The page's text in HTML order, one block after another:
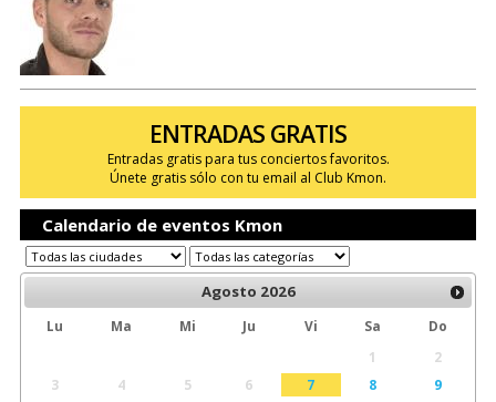
ENTRADAS GRATIS
Entradas gratis para tus conciertos favoritos.
Únete gratis sólo con tu email al Club Kmon.
Calendario de eventos Kmon
Agosto 2026
Lu Ma Mi Ju Vi Sa
Do
1
2
3
4 5 6 7 8
9